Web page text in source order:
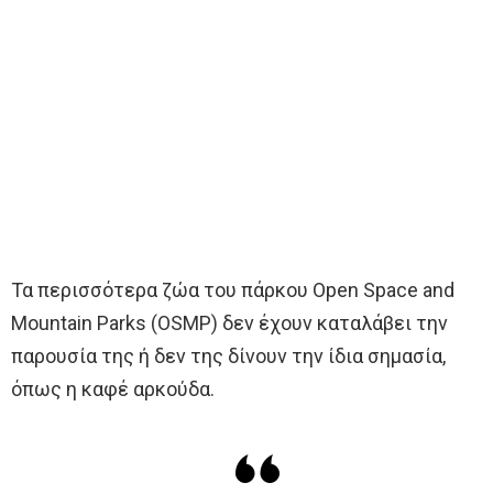
Τα περισσότερα ζώα του πάρκου Open Space and
Mountain Parks (OSMP) δεν έχουν καταλάβει την
παρουσία της ή δεν της δίνουν την ίδια σημασία,
όπως η καφέ αρκούδα.